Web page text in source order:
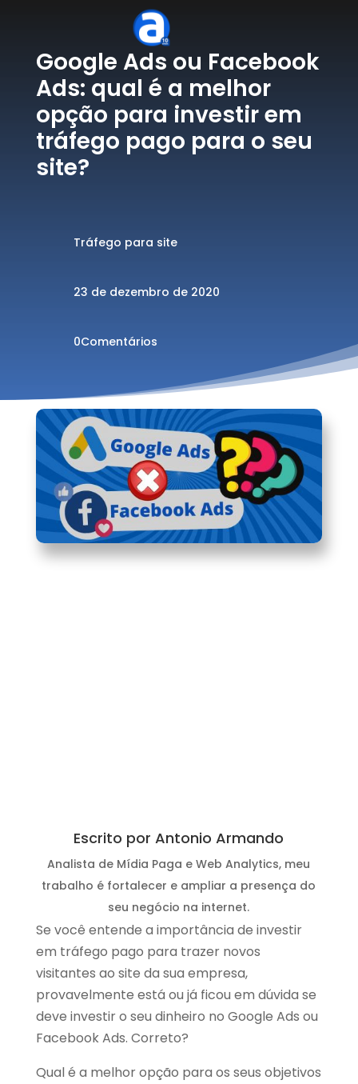
Google Ads ou Facebook
Ads: qual é a melhor
opção para investir em
tráfego pago para o seu
site?
Tráfego para site
23 de dezembro de 2020
0Comentários
Escrito por Antonio Armando
Analista de Mídia Paga e Web Analytics, meu
trabalho é fortalecer e ampliar a presença do
seu negócio na internet.
Se você entende a importância de investir
em tráfego pago para trazer novos
visitantes ao site da sua empresa,
provavelmente está ou já ficou em dúvida se
deve investir o seu dinheiro no Google Ads ou
Facebook Ads. Correto?
Qual é a melhor opção para os seus objetivos